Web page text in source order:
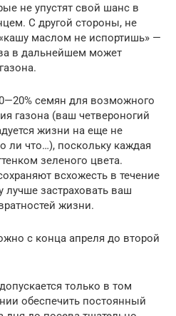
не упустят свой шанс в
С другой стороны, не
маслом не испортишь» —
в дальнейшем может
семян для возможного
газона (ваш четвероногий
жизни на еще не
ли что…), поскольку каждая
зеленого цвета.
всхожесть в течение
лучше застраховать ваш
жизни.
с конца апреля до второй
только в том
обеспечить постоянный